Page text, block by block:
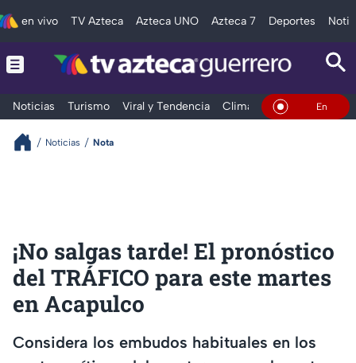
en vivo TV Azteca Azteca UNO Azteca 7 Deportes
Noticias Turismo Viral y Tendencia Clima DeportesEn Vivo
Noticias Nota
¡No salgas tarde! El pronóstico
del TRÁFICO para este martes
en Acapulco
Considera los embudos habituales en los